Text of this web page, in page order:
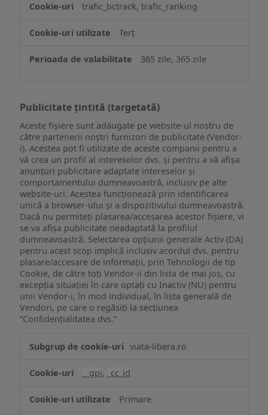
trafic_bctrack, trafic_ranking
Terț
365 zile, 365 zile
Publicitate țintită (targetată)
Aceste fișiere sunt adăugate pe website-ul nostru de
către partenerii noștri furnizori de publicitate (Vendor-
i). Acestea pot fi utilizate de aceste companii pentru a
vă crea un profil al intereselor dvs. și pentru a vă afișa
anunțuri publicitare adaptate intereselor și
comportamentului dumneavoastră, inclusiv pe alte
website-uri. Acestea funcționează prin identificarea
unică a browser-ului și a dispozitivului dumneavoastră.
Dacă nu permiteți plasarea/accesarea acestor fișiere, vi
se va afișa publicitate neadaptată la profilul
dumneavoastră. Selectarea opțiunii generale Activ (DA)
pentru acest scop implică inclusiv acordul dvs. pentru
plasare/accesare de informații, prin Tehnologii de tip
Cookie, de către toți Vendor-ii din lista de mai jos, cu
excepția situației în care optați cu Inactiv (NU) pentru
unii Vendor-i, în mod individual, în lista generală de
Vendori, pe care o regăsiți la secțiunea
“Confidențialitatea dvs.”
țintită
viata-libera.ro
__gpi, _cc_id
Primare